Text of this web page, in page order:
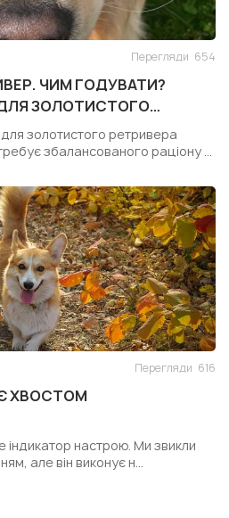
Перегляди 654
ЧИМ ГОДУВАТИ?
ЗОЛОТИСТОГО
золотистого ретривера
збалансованого раціону ...
Перегляди 616
ХВОСТОМ
індикатор настрою. Ми звикли
але він виконує н...